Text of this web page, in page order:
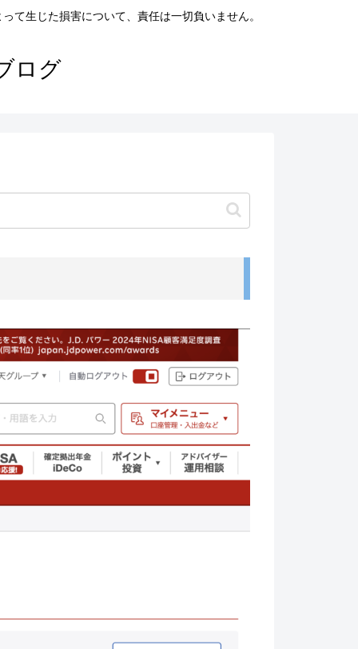
て生じた損害について、責任は一切負いません。
ログ